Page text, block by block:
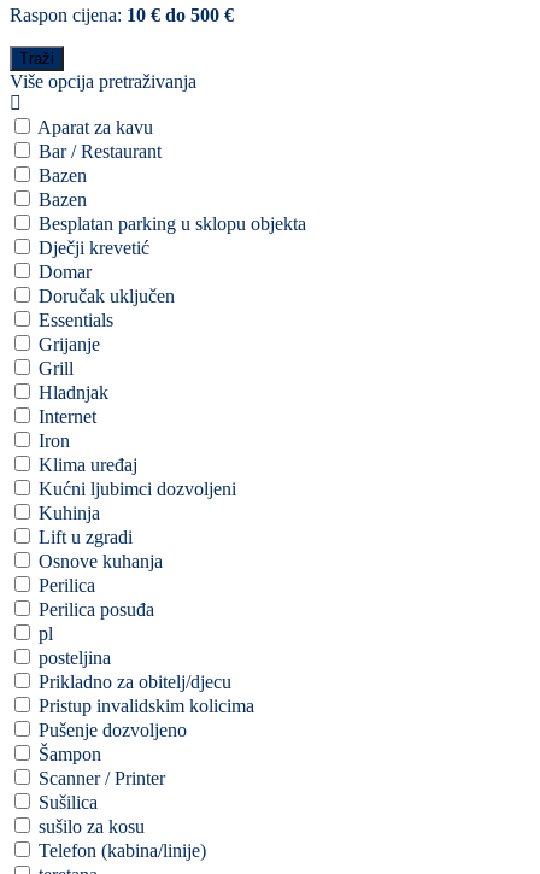
Raspon cijena: 10 € do 500 €
Više opcija pretraživanja
Aparat za kavu
Bar / Restaurant
Bazen
Bazen
Besplatan parking u sklopu objekta
Dječji krevetić
Domar
Doručak uključen
Essentials
Grijanje
Grill
Hladnjak
Internet
Iron
Klima uređaj
Kućni ljubimci dozvoljeni
Kuhinja
Lift u zgradi
Osnove kuhanja
Perilica
Perilica posuđa
pl
posteljina
Prikladno za obitelj/djecu
Pristup invalidskim kolicima
Pušenje dozvoljeno
Šampon
Scanner / Printer
Sušilica
sušilo za kosu
Telefon (kabina/linije)